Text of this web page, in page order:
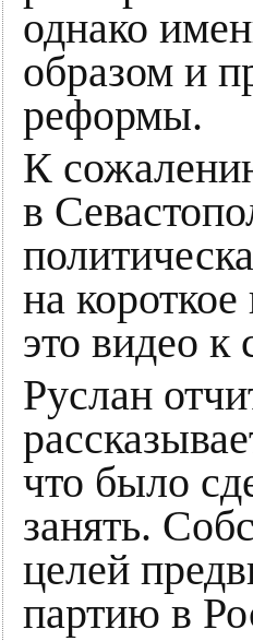
однако
образом и
реформы.
К
в
на
это видео к
Руслан
что было
занять.
целей
партию в